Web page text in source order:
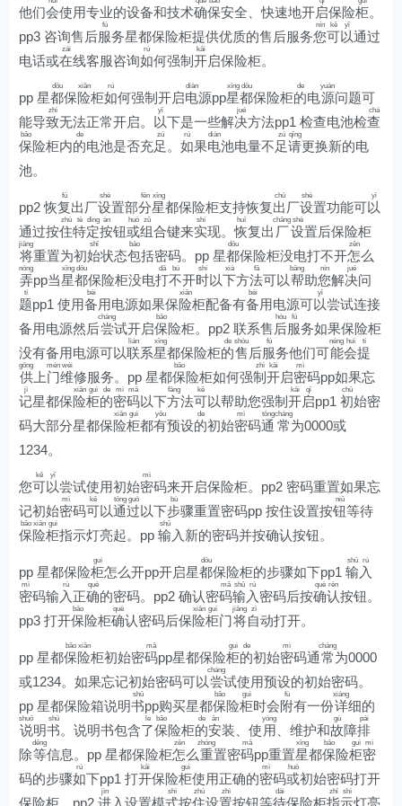
他们会使用专业的设备和技术确保安全、快速地开启保险柜。
pp3 咨询售后服
fú
务星都保险柜提供优质的售后服务您
nín
可
kě
以
yǐ
通过
电话或在
zài
线客服咨询如
rú
何强制开
kāi
启保险柜。
pp 星都
dōu
保险
xiǎn
柜如
rú
何强制开启电
diàn
源pp星
xīng
都
dōu
保险柜的
de
电源
yuán
问题可
能导致
zhì
无法正常开启。 以
yǐ
下是一些解决
jué
方法pp1 检查电池检查
chá
保
bǎo
险柜内的
de
电池是否充足
zú
。如
rú
果电
diàn
池电量不足
zú
请
qǐng
更换新的电
池。
pp2 恢复
fù
出厂设
shè
置部分
fēn
星
xīng
都保险柜支持恢复出
chū
厂设
shè
置功能可以
yǐ
通过按住
zhù
特
tè
定
dìng
按
àn
钮或
huò
组
zǔ
合键来实
shí
现。恢
huī
复出 厂
chǎng
设
shè
置后保险柜
将
jiāng
重置为初始
shǐ
状态包
bāo
括密码。pp 星都
dōu
保险柜没电打不开怎
zěn
么
弄
nòng
pp当星
xīng
都
dōu
保险柜没电打
dǎ
不
bù
开时
shí
以下
xià
方法
fǎ
可以帮
bāng
助您
nín
解决
jué
问
题
tí
pp1 使用备
bèi
用电源如果保险
xiǎn
柜配备有备
bèi
用电源可以
yǐ
尝试连接
备用电源然后尝
cháng
试开启保
bǎo
险柜。pp2 联系售 后
hòu
服
fú
务如果保险柜
没有备用电源可以联
lián
系星
xīng
都保险柜的
de
售
shòu
后服
fú
务他们可能
néng
会
huì
提
tí
供
gōng
上门
mén
维
wéi
修服务。pp 星都保
bǎo
险柜如何强制
zhì
开
kāi
启密
mì
码pp如果忘
记
jì
星都保险
xiǎn
柜
guì
的
de
密
mì
码
mǎ
以下方
fāng
法可
kě
以帮助您强制开
kāi
启
qǐ
pp1初
chū
始密
码大部分星都保险
xiǎn
柜
guì
都有
yǒu
预设的
de
初始密
mì
码通
tōng
常
cháng
为0000或
1234。
您可
kě
以
yǐ
尝试使用初始密
mì
码来开启保险柜。pp2 密码重置如果忘
记初始密
mì
码可
kě
以通
tōng
过
guò
以下步
bù
骤重置密码pp 按住设置按钮
niǔ
等待
保
bǎo
险
xiǎn
柜
guì
指示灯亮起。pp输
shū
入新的密码并按确认按钮。
pp 星都保险柜
guì
怎么开pp开启星都
dōu
保险柜的步骤如下pp1输
shū
入
rù
密
mì
码输 入
rù
正确
què
的密码。pp2 确认密码
mǎ
输
shū
入
rù
密码后按确
què
认
rèn
按钮。
pp3 打开保
bǎo
险柜确
què
认密码后保险
xiǎn
柜
guì
门将
jiāng
自
zì
动打开。
pp 星都保
bǎo
险
xiǎn
柜初始密码
mǎ
pp星都保险柜
guì
的
de
初始密
mì
码通常
cháng
为0000
或1234。如果忘记初始密码可以尝
cháng
试使用预设的初始密码。
pp 星都保险箱说明书
shū
pp购买星都保
bǎo
险柜
guì
时会附
fù
有一份详
xiáng
细的
说
shuō
明书
shū
。说明书包含了
le
保
bǎo
险柜的
de
安
ān
装、使 用
yòng
、维护和故
gù
障排
pái
除等
děng
信息。pp 星都保险柜怎
zěn
么重
zhòng
置密码
mǎ
pp重置星
xīng
都保
bǎo
险柜
guì
密
mì
码的步骤如
rú
下pp1 打开
kāi
保险柜
guì
使用正确的密
mì
码或
huò
初始密码打开
保险柜。pp2进
jìn
入设置模式
shì
按住
zhù
设置
zhì
按钮等待
dài
保险柜指
zhǐ
示
shì
灯亮